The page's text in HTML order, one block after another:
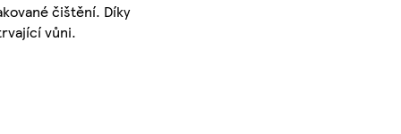
čištění. Díky
vůni.